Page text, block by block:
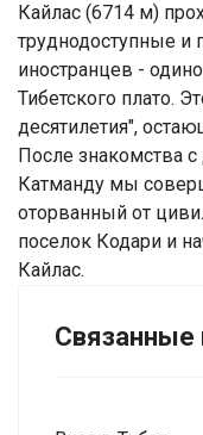
Кайлас (6714 м)
труднодоступные и
иностранцев -
Тибетского плато.
десятилетия",
После знакомства
Катманду мы
оторванный от
поселок Кодари и
Кайлас.
Связанные